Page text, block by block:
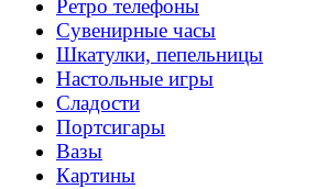
Ретро телефоны
Сувенирные часы
Шкатулки, пепельницы
Настольные игры
Сладости
Портсигары
Вазы
Картины